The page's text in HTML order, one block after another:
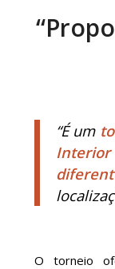
“É um
Interior
O torneio